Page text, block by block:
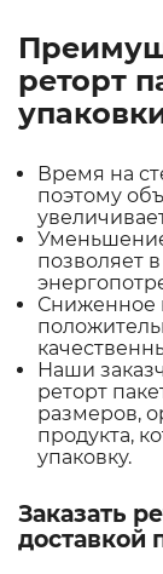
реторт
Время на
поэтому
позволяет
Сниженное
Наши
реторт
размеров,
продукта,
упаковку.
Заказать
доставкой